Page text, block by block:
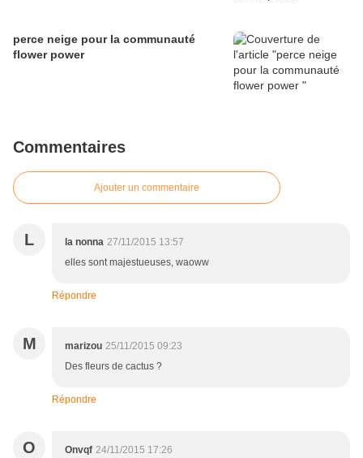
perce neige pour la communauté
flower power
Commentaires
Ajouter un commentaire
L la nonna 27/11/2015 13:57
elles sont majestueuses, waoww
Répondre
M marizou 25/11/2015 09:23
Des fleurs de cactus ?
Répondre
O Onvqf 24/11/2015 17:26